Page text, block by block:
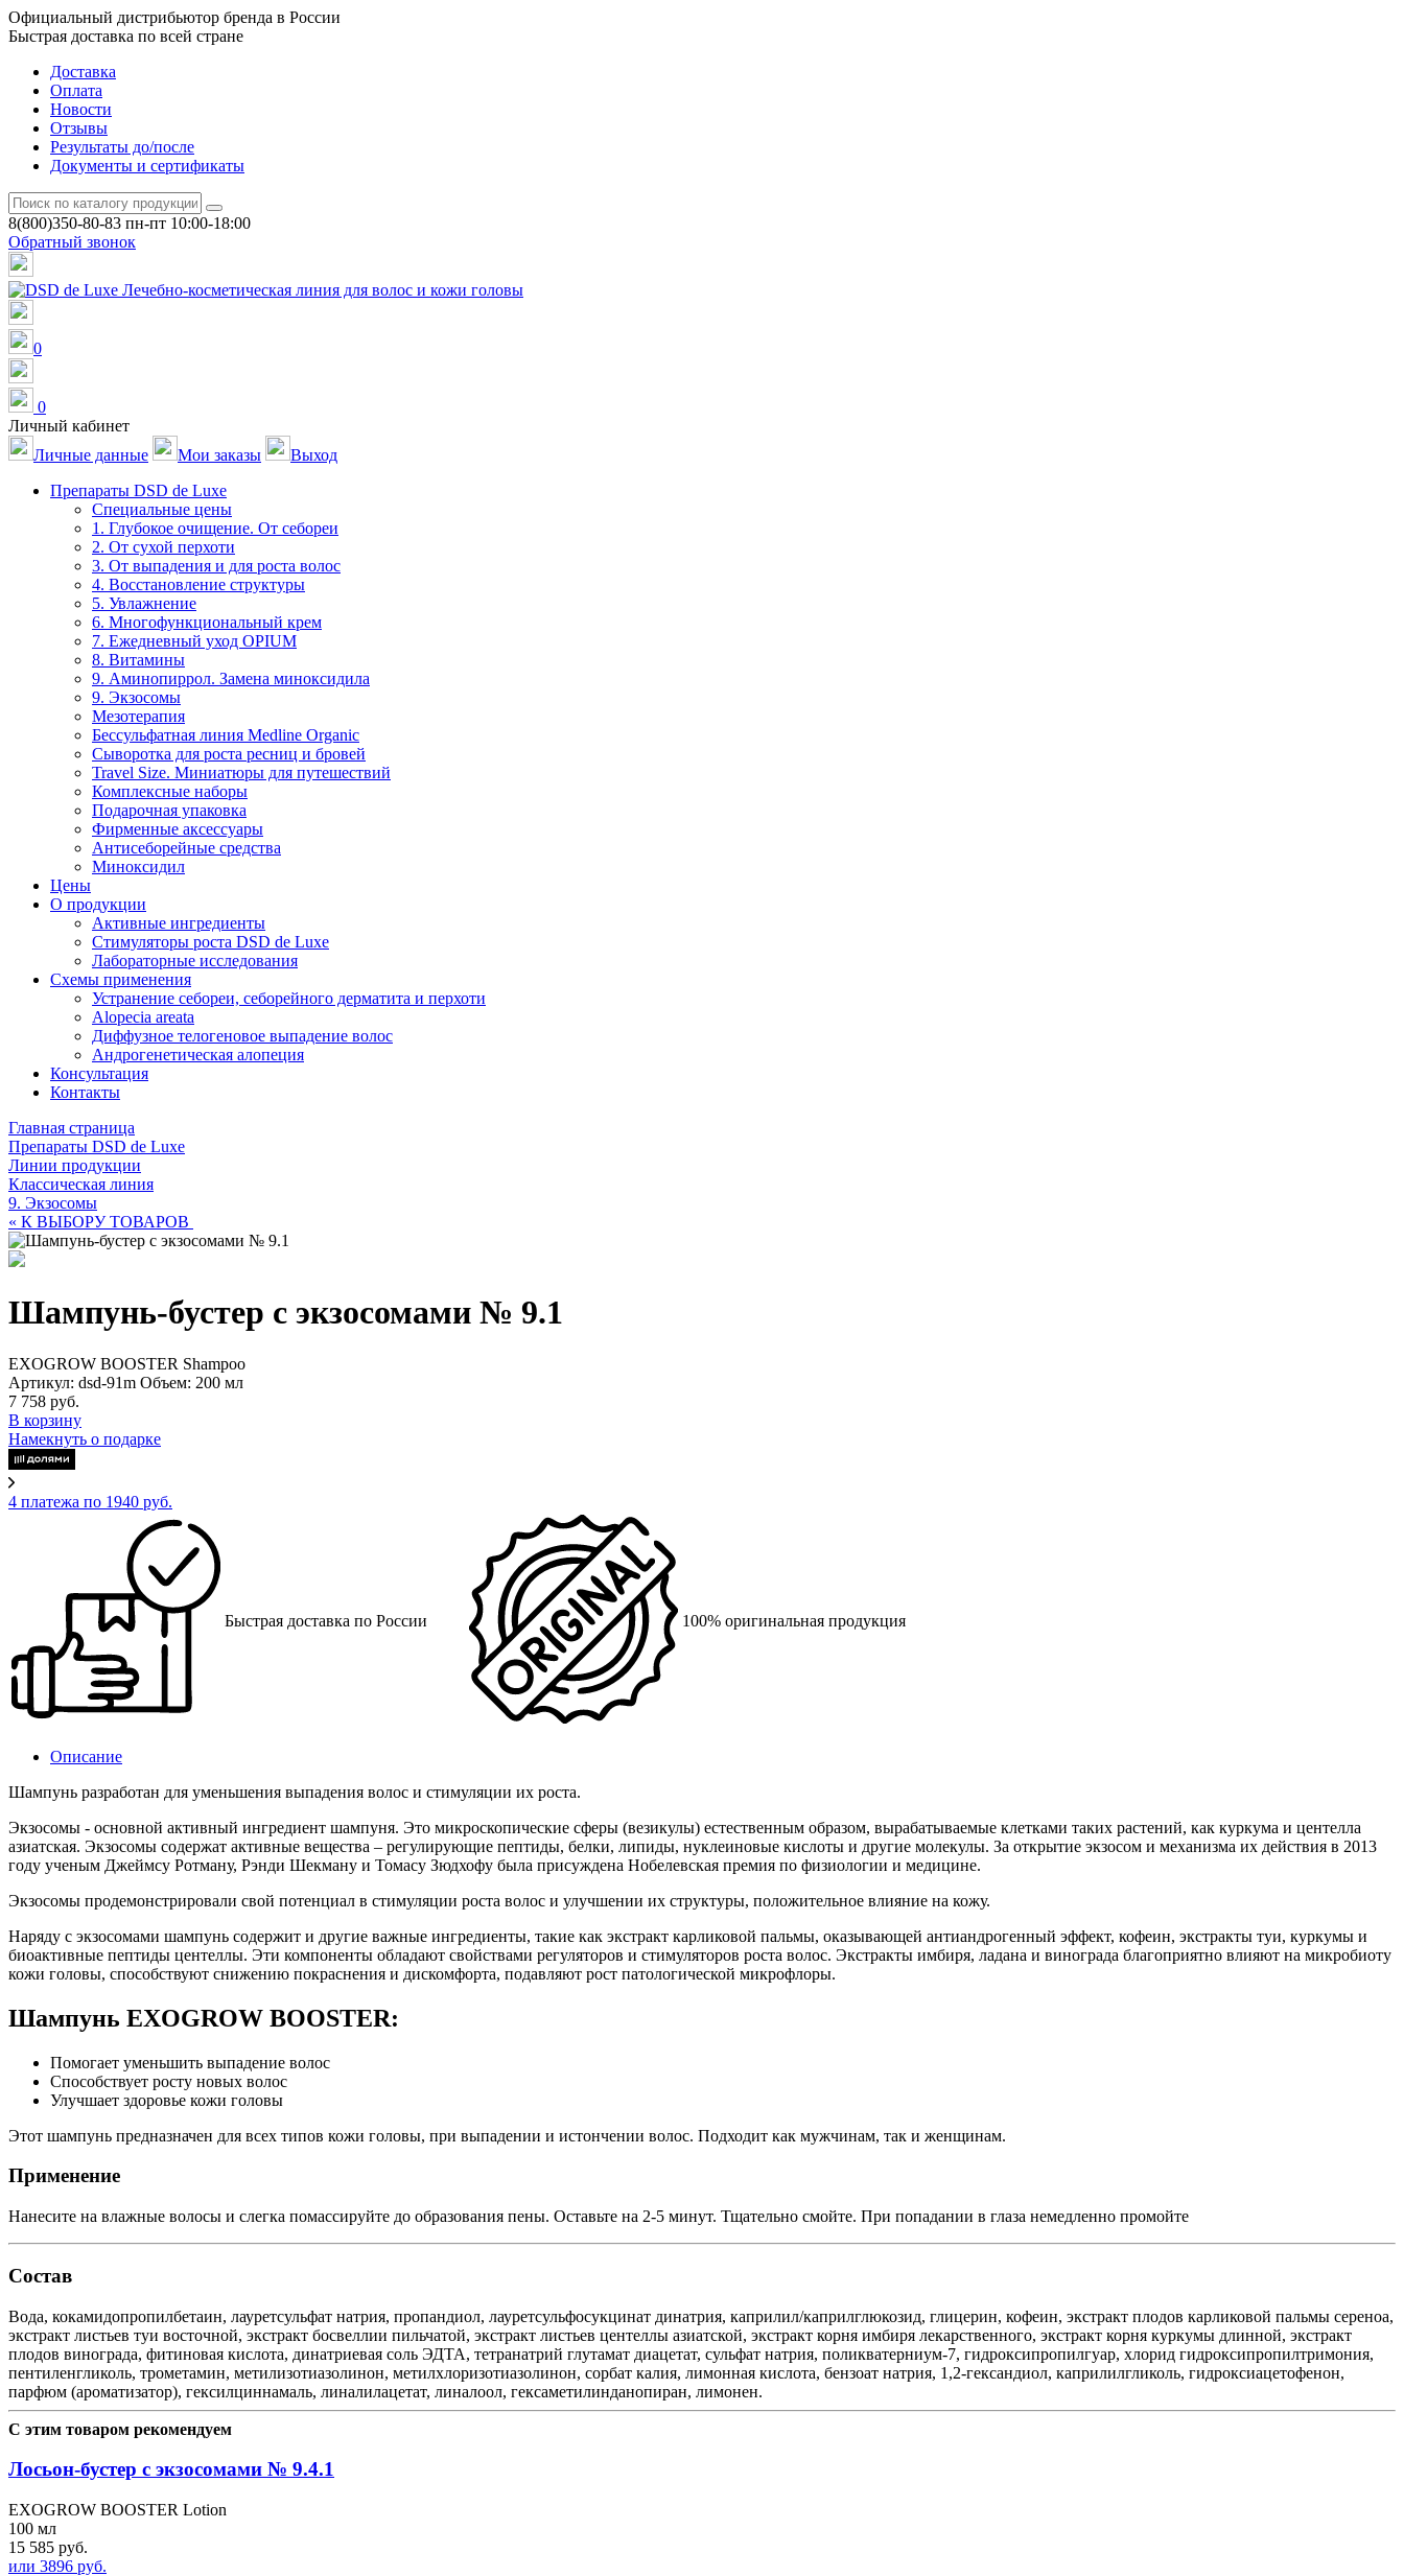
Официальный дистрибьютор бренда в России
Быстрая доставка по всей стране
Доставка
Оплата
Новости
Отзывы
Результаты до/после
Документы и сертификаты
8(800)350-80-83 пн-пт 10:00-18:00
Обратный звонок
0
0
Личный кабинет
Личные данные
Мои заказы
Выход
Препараты DSD de Luxe
Специальные цены
1. Глубокое очищение. От себореи
2. От сухой перхоти
3. От выпадения и для роста волос
4. Восстановление структуры
5. Увлажнение
6. Многофункциональный крем
7. Ежедневный уход OPIUM
8. Витамины
9. Аминопиррол. Замена миноксидила
9. Экзосомы
Мезотерапия
Бессульфатная линия Medline Organic
Сыворотка для роста ресниц и бровей
Travel Size. Миниатюры для путешествий
Комплексные наборы
Подарочная упаковка
Фирменные аксессуары
Антисеборейные средства
Миноксидил
Цены
О продукции
Активные ингредиенты
Стимуляторы роста DSD de Luxe
Лабораторные исследования
Схемы применения
Устранение себореи, себорейного дерматита и перхоти
Alopecia areata
Диффузное телогеновое выпадение волос
Андрогенетическая алопеция
Консультация
Контакты
Главная страница
Препараты DSD de Luxe
Линии продукции
Классическая линия
9. Экзосомы
« К ВЫБОРУ ТОВАРОВ
Шампунь-бустер с экзосомами № 9.1
EXOGROW BOOSTER Shampoo
Артикул: dsd-91m Объем: 200 мл
7 758 руб.
В корзину
Намекнуть о подарке
4 платежа по 1940 руб.
Быстрая доставка по России 100% оригинальная продукция
Описание
Шампунь разработан для уменьшения выпадения волос и стимуляции их роста.
Экзосомы - основной активный ингредиент шампуня. Это микроскопические сферы (везикулы) естественным образом, вырабатываемые клетками таких растений, как куркума и центелла
азиатская. Экзосомы содержат активные вещества – регулирующие пептиды, белки, липиды, нуклеиновые кислоты и другие молекулы. За открытие экзосом и механизма их действия в 2013
году ученым Джеймсу Ротману, Рэнди Шекману и Томасу Зюдхофу была присуждена Нобелевская премия по физиологии и медицине.
Экзосомы продемонстрировали свой потенциал в стимуляции роста волос и улучшении их структуры, положительное влияние на кожу.
Наряду с экзосомами шампунь содержит и другие важные ингредиенты, такие как экстракт карликовой пальмы, оказывающей антиандрогенный эффект, кофеин, экстракты туи, куркумы и
биоактивные пептиды центеллы. Эти компоненты обладают свойствами регуляторов и стимуляторов роста волос. Экстракты имбиря, ладана и винограда благоприятно влияют на микробиоту
кожи головы, способствуют снижению покраснения и дискомфорта, подавляют рост патологической микрофлоры.
Шампунь EXOGROW BOOSTER:
Помогает уменьшить выпадение волос
Способствует росту новых волос
Улучшает здоровье кожи головы
Этот шампунь предназначен для всех типов кожи головы, при выпадении и истончении волос. Подходит как мужчинам, так и женщинам.
Применение
Нанесите на влажные волосы и слегка помассируйте до образования пены. Оставьте на 2-5 минут. Тщательно смойте. При попадании в глаза немедленно промойте
Состав
Вода, кокамидопропилбетаин, лауретсульфат натрия, пропандиол, лауретсульфосукцинат динатрия, каприлил/каприлглюкозид, глицерин, кофеин, экстракт плодов карликовой пальмы сереноа,
экстракт листьев туи восточной, экстракт босвеллии пильчатой, экстракт листьев центеллы азиатской, экстракт корня имбиря лекарственного, экстракт корня куркумы длинной, экстракт
плодов винограда, фитиновая кислота, динатриевая соль ЭДТА, тетранатрий глутамат диацетат, сульфат натрия, поликватерниум-7, гидроксипропилгуар, хлорид гидроксипропилтримония,
пентиленгликоль, трометамин, метилизотиазолинон, метилхлоризотиазолинон, сорбат калия, лимонная кислота, бензоат натрия, 1,2-гександиол, каприлилгликоль, гидроксиацетофенон,
парфюм (ароматизатор), гексилциннамаль, линалилацетат, линалоол, гексаметилинданопиран, лимонен.
С этим товаром рекомендуем
Лосьон-бустер с экзосомами № 9.4.1
EXOGROW BOOSTER Lotion
100 мл
15 585 руб.
или 3896 руб.